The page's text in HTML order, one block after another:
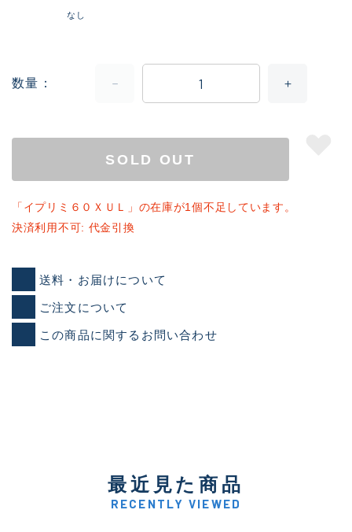
なし
数量
SOLD OUT
「イプリミ６０ＸＵＬ」の在庫が1個不足しています。
決済利用不可: 代金引換
送料・お届けについて
ご注文について
この商品に関するお問い合わせ
最近見た商品
RECENTLY VIEWED